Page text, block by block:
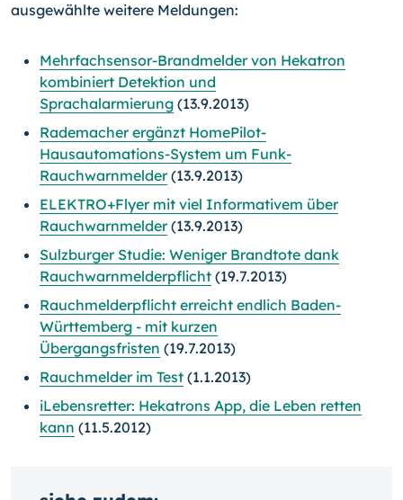
ausgewählte weitere Meldungen:
Mehrfachsensor-Brandmelder von Hekatron
kombiniert Detektion und
Sprachalarmierung (13.9.2013)
Rademacher ergänzt HomePilot-
Hausautomations-System um Funk-
Rauchwarnmelder(13.9.2013)
ELEKTRO+Flyer mit viel Informativem über
Rauchwarnmelder(13.9.2013)
Sulzburger Studie: Weniger Brandtote dank
Rauchwarnmelderpflicht (19.7.2013)
Rauchmelderpflicht erreicht endlich Baden-
Württemberg - mit kurzen
Übergangsfristen (19.7.2013)
Rauchmelder im Test (1.1.2013)
iLebensretter: Hekatrons App, die Leben retten
kann (11.5.2012)